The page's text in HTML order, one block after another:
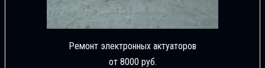
Ремонт электронных актуаторов
от 8000 руб.